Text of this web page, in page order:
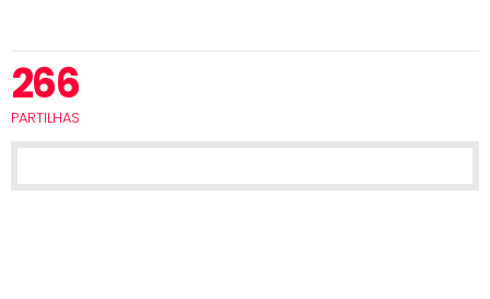
266
PARTILHAS